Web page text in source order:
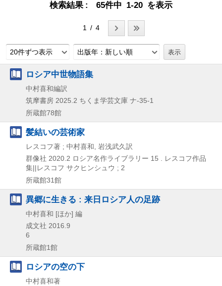
検索結果 65件中 1-20 を表示
1 / 4
20件ずつ表示 出版年：新しい順
ロシア中世物語集
中村喜和編訳
筑摩書房 2025.2 ちくま学芸文庫 ナ-35-1
所蔵館78館
髪結いの芸術家
レスコフ著 ; 中村喜和, 岩浅武久訳
群像社 2020.2 ロシア名作ライブラリー 15 . レスコフ作品
集||レスコフ サクヒンシュウ ; 2
所蔵館31館
異郷に生きる : 来日ロシア人の足跡
中村喜和 [ほか] 編
成文社 2016.9
6
所蔵館1館
ロシアの空の下
中村喜和著